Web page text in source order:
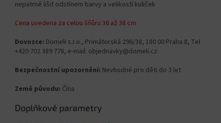
nepatrně lišit odstínem barvy a velikostí kuliček
Cena uvedena za celou šňůru 36 až 38 cm
Dovozce: Domeli s.r.o., Primátorská 296/38, 180 00 Praha 8, Tel
+420 702 389 778, e-mail: objednavky@domeli.cz
Bezpečnostní upozornění: Nevhodné pro děti do 3 let
Země původu: Čína
Doplňkové parametry